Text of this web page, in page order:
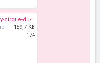
jennifer-lopez-O-by-cirque-du-soleil-las-vegas-530x1015.jpg
159,7 KB
174